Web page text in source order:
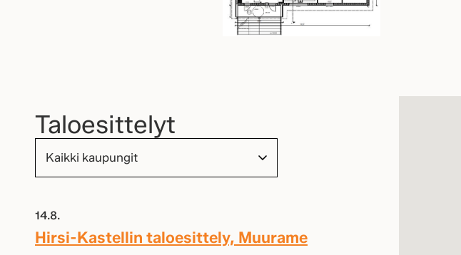
Taloesittelyt
14.8.
Hirsi-Kastellin taloesittely, Muurame